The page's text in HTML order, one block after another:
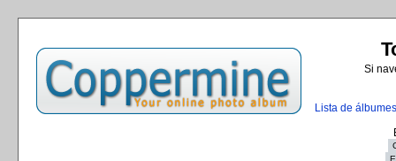
Si
Lista de álbumes